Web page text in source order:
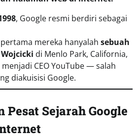
, Google resmi berdiri sebagai
mereka hanyalah sebuah
di Menlo Park, California,
CEO YouTube — salah
diakuisisi Google.
Pesat Sejarah Google